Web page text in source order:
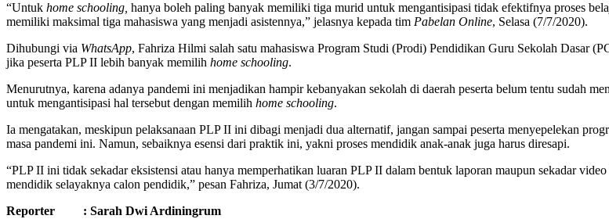
“Untuk home schooling, hanya boleh paling banyak memiliki tiga murid untuk mengantisipasi tidak efektifnya proses
memiliki maksimal tiga mahasiswa yang menjadi asistennya,” jelasnya kepada tim Pabelan Online, Selasa (7/7/2020).
Dihubungi via WhatsApp, Fahriza Hilmi salah satu mahasiswa Program Studi (Prodi) Pendidikan Guru Sekolah Dasar
jika peserta PLP II lebih banyak memilih home schooling.
Menurutnya, karena adanya pandemi ini menjadikan hampir kebanyakan sekolah di daerah peserta belum tentu sudah
untuk mengantisipasi hal tersebut dengan memilih home schooling.
Ia mengatakan, meskipun pelaksanaan PLP II ini dibagi menjadi dua alternatif, jangan sampai peserta menyepelekan
masa pandemi ini. Namun, sebaiknya esensi dari praktik ini, yakni proses mendidik anak-anak juga harus diresapi.
“PLP II ini tidak sekadar eksistensi atau hanya memperhatikan luaran PLP II dalam bentuk laporan maupun sekadar
mendidik selayaknya calon pendidik,” pesan Fahriza, Jumat (3/7/2020).
Reporter : Sarah Dwi Ardiningrum